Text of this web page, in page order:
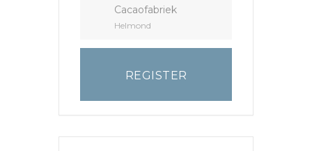
Cacaofabriek
Helmond
REGISTER